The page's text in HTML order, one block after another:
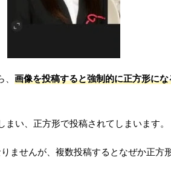
画像を投稿すると強制的に正方形に
い、正方形で投稿されてしまいます。
ませんが、複数投稿するとなぜか正方